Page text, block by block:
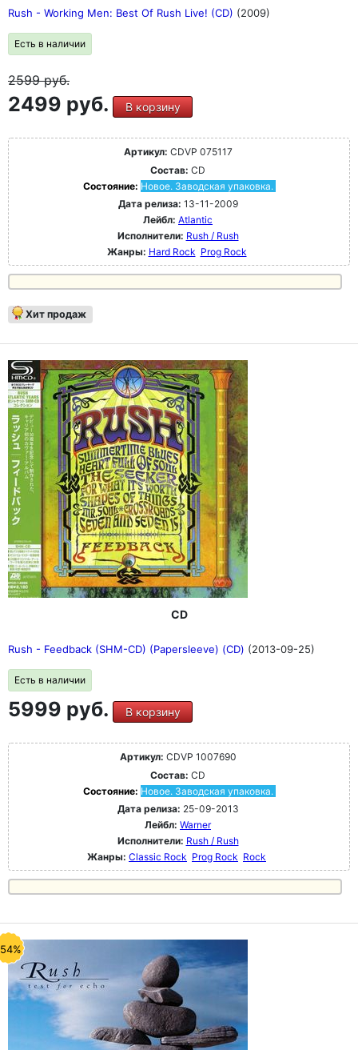
Rush - Working Men: Best Of Rush Live! (CD) (2009)
Есть в наличии
2599руб.
2499 руб. В корзину
Артикул: CDVP 075117
Состав: CD
Состояние: Новое. Заводская упаковка.
Дата релиза: 13-11-2009
Лейбл: Atlantic
Исполнители: Rush / Rush
Жанры: Hard Rock Prog Rock
Хит продаж
CD
Rush - Feedback (SHM-CD) (Papersleeve) (CD) (2013-09-25)
Есть в наличии
5999 руб. В корзину
Артикул: CDVP 1007690
Состав: CD
Состояние: Новое. Заводская упаковка.
Дата релиза: 25-09-2013
Лейбл: Warner
Исполнители: Rush / Rush
Жанры: Classic Rock Prog Rock Rock